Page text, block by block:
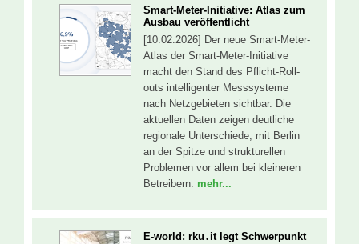
Smart-Meter-Initiative: Atlas zum
Ausbau veröffentlicht
[10.02.2026] Der neue Smart-Meter-
Atlas der Smart-Meter-Initiative
macht den Stand des Pflicht-Roll-
outs intelligenter Messsysteme
nach Netzgebieten sichtbar. Die
aktuellen Daten zeigen deutliche
regionale Unterschiede, mit Berlin
an der Spitze und strukturellen
Problemen vor allem bei kleineren
Betreibern. mehr...
E-world: rku․it legt Schwerpunkt